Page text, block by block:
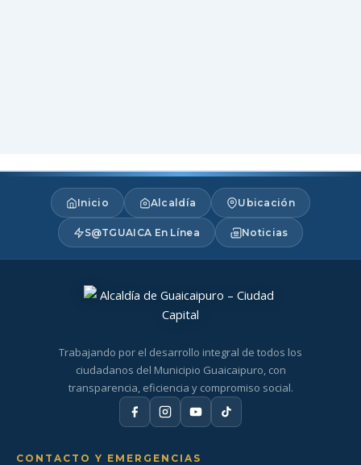
Inicio Alcaldía Ubicación
S@TGUAICA En Línea Noticias
Trabajando por el desarrollo integral de todos los
ciudadanos del Municipio Guaicaipuro, con
transparencia, eficiencia y compromiso social.
CONTACTO Y EMERGENCIAS